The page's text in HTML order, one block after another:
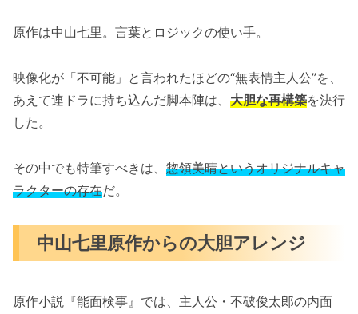
原作は中山七里。言葉とロジックの使い手。
映像化が「不可能」と言われたほどの“無表情主人公”を、
あえて連ドラに持ち込んだ脚本陣は、 大胆な再構築を決行
した。
その中でも特筆すべきは、 惣領美晴というオリジナルキャ
ラクターの存在だ。
中山七里原作からの大胆アレンジ
原作小説『能面検事』では、主人公・不破俊太郎の内面